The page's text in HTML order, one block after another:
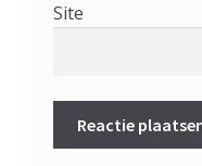
Site